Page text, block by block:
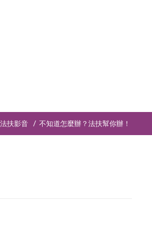
法扶影音 不知道怎麼辦？法扶幫你辦！